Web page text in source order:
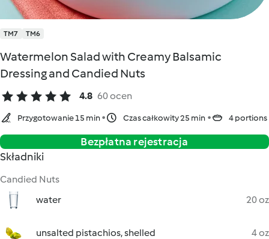
TM7 TM6
Watermelon Salad with Creamy Balsamic
Dressing and Candied Nuts
4.8 60 ocen
Przygotowanie 15 min Czas całkowity 25 min 4 portions
Bezpłatna rejestracja
Składniki
Candied Nuts
water
20 oz
unsalted pistachios, shelled
4 oz